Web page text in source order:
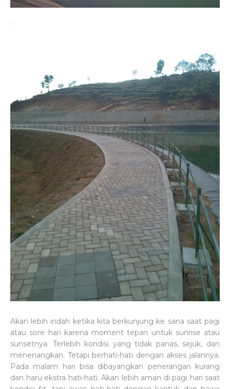
Akan lebih indah ketika kita berkunjung ke sana saat pagi
atau sore hari karena moment tepan untuk sunrise atau
sunsetnya. Terlebih kondisi yang tidak panas, sejuk, dan
menenangkan. Tetapi berhati-hati dengan akses jalannya.
Pada malam hari bisa dibayangkan penerangan kurang
dan haru ekstra hati-hati. Akan lebih aman di pagi hari saat